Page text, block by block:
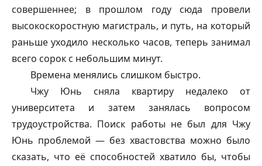
совершеннее; в прошлом году сюда провели
высокоскоростную магистраль, и путь, на который
раньше уходило несколько часов, теперь занимал
всего сорок с небольшим минут.
Времена менялись слишком быстро.
Чжу Юнь сняла квартиру недалеко от
университета и затем занялась вопросом
трудоустройства. Поиск работы не был для Чжу
Юнь проблемой — без хвастовства можно было
сказать, что её способностей хватило бы, чтобы